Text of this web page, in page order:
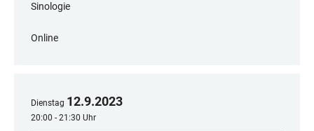
Sinologie
Online
Dienstag 12.9.2023
20:00 - 21:30 Uhr